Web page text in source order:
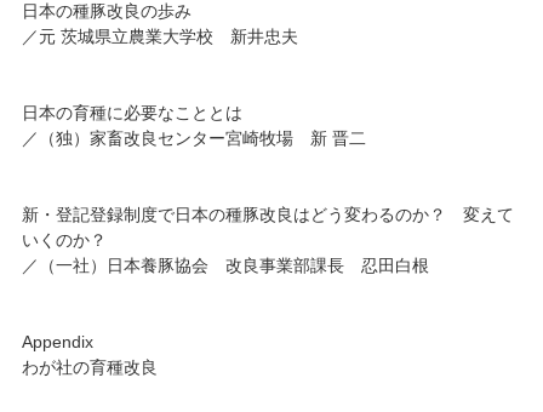
日本の種豚改良の歩み
／元 茨城県立農業大学校 新井忠夫
日本の育種に必要なこととは
／（独）家畜改良センター宮崎牧場 新 晋二
新・登記登録制度で日本の種豚改良はどう変わるのか？ 変えて
いくのか？
／（一社）日本養豚協会 改良事業部課長 忍田白根
Appendix
わが社の育種改良